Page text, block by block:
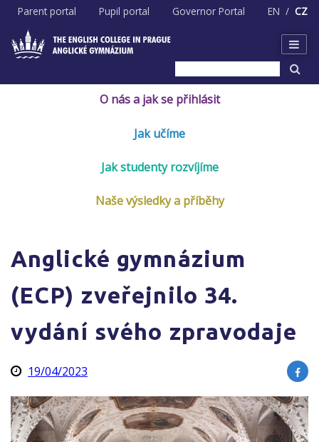
Skip
content
Parent portal Pupil portal Governor Portal EN CZ
O nás a jak se přihlásit
Jak učíme
Jak studenty rozvíjíme
Naše výsledky a příběhy
Anglické gymnázium
(ECP) zveřejnilo 34.
vydání svého zpravodaje
19/04/2023